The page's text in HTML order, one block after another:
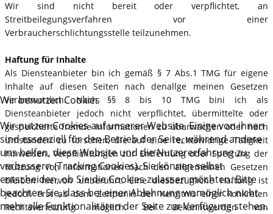
Wir sind nicht bereit oder verpflichtet, an
Streitbeilegungsverfahren vor einer
Verbraucherschlichtungsstelle teilzunehmen.
Haftung für Inhalte
Als Diensteanbieter bin ich gemäß § 7 Abs.1 TMG für eigene
Inhalte auf diesen Seiten nach denallge meinen Gesetzen
verantwortlich. Nach §§ 8 bis 10 TMG bini ich als
Diensteanbieter jedoch nicht verpflichtet, übermittelte oder
gespeicherte fremde Informationen zu überwachen oder nach
Umständen zu forschen, die auf eine rechtswidrige Tätigkeit
hinweisen. Verpflichtungen zur Entfernung oder Sperrung der
Nutzung von Informationen nach den allgemeinen Gesetzen
bleiben hiervon unberührt. Eine diesbezügliche Haftung ist
jedoch erst ab dem Zeitpunkt der Kenntnis einer konkreten
Rechtsverletzung möglich. Bei Bekanntwerden von
Wir benutzen Cookies
Wir nutzen Cookies auf unserer Website. Einige von ihnen
sind essenziell für den Betrieb der Seite, während andere
uns helfen, diese Website und die Nutzererfahrung zu
verbessern (Tracking Cookies). Sie können selbst
entscheiden, ob Sie die Cookies zulassen möchten. Bitte
beachten Sie, dass bei einer Ablehnung womöglich nicht
mehr alle Funktionalitäten der Seite zur Verfügung stehen.